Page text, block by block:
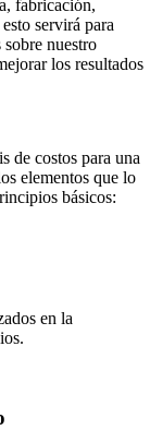
fabricación,
servirá para
nuestro
los resultados
de costos para una
elementos que lo
básicos:
en la